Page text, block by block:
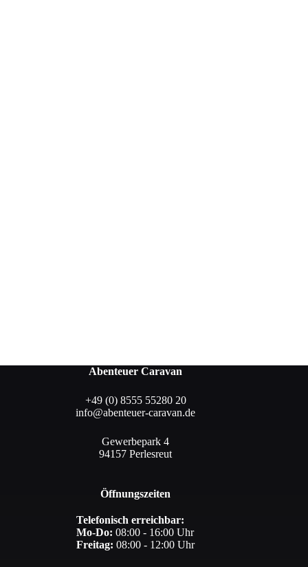
Abenteuer Caravan
+49 (0) 8555 55280 20
info@abenteuer-caravan.de
Gewerbepark 4
94157 Perlesreut
Öffnungszeiten
Telefonisch erreichbar:
Mo-Do: 08:00 - 16:00 Uhr
Freitag:08:00 - 12:00 Uhr